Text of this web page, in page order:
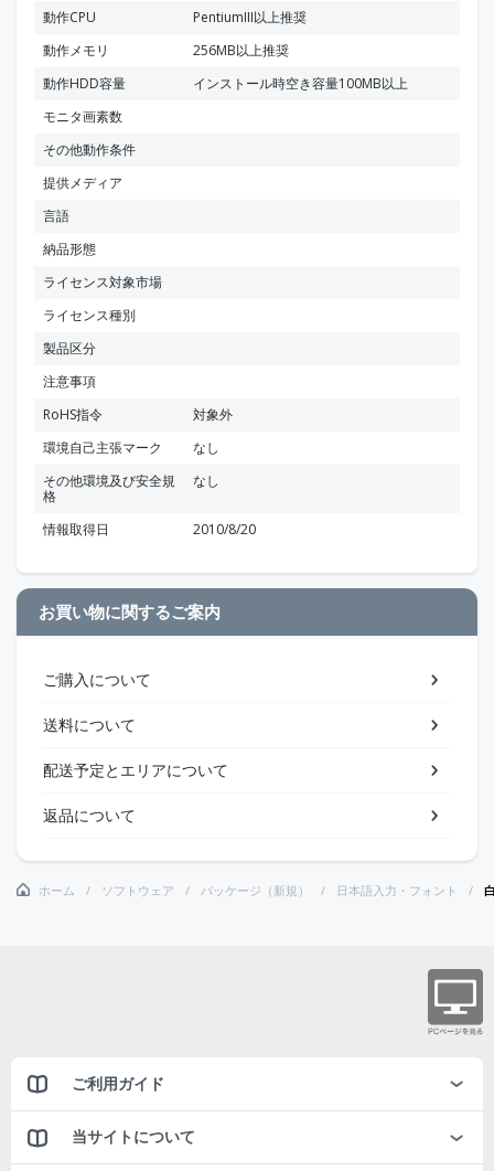
動作CPU
PentiumIII以上推奨
動作メモリ
256MB以上推奨
動作HDD容量
インストール時空き容量100MB以上
モニタ画素数
その他動作条件
提供メディア
言語
納品形態
ライセンス対象市場
ライセンス種別
製品区分
注意事項
RoHS指令
対象外
環境自己主張マーク
なし
その他環境及び安全規
格
なし
情報取得日 2010/8/20
お買い物に関するご案内
ご購入について
送料について
配送予定とエリアについて
返品について
ホーム ソフトウェア パッケージ（新規） 日本語入力・フォント
ご利用ガイド
当サイトについて